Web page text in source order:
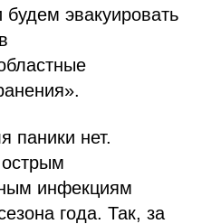
эвакуировать
паники нет.
инфекциям
года. Так, за